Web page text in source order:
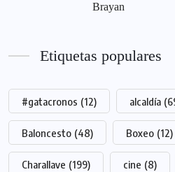
Brayan
Etiquetas populares
#gatacronos (12) alcaldía
Baloncesto (48) Boxeo (12)
Charallave (199) cine (8)